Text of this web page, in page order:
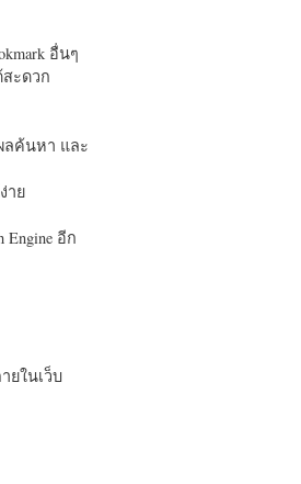
อื่นๆ
สะดวก
ลค้นหา และ
าย
อีก
ยในเว็บ